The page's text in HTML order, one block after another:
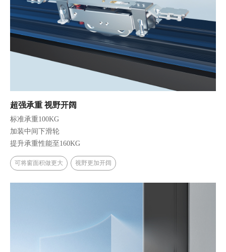
超强承重 视野开阔
标准承重100KG
加装中间下滑轮
提升承重性能至160KG
可将窗面积做更大 视野更加开阔